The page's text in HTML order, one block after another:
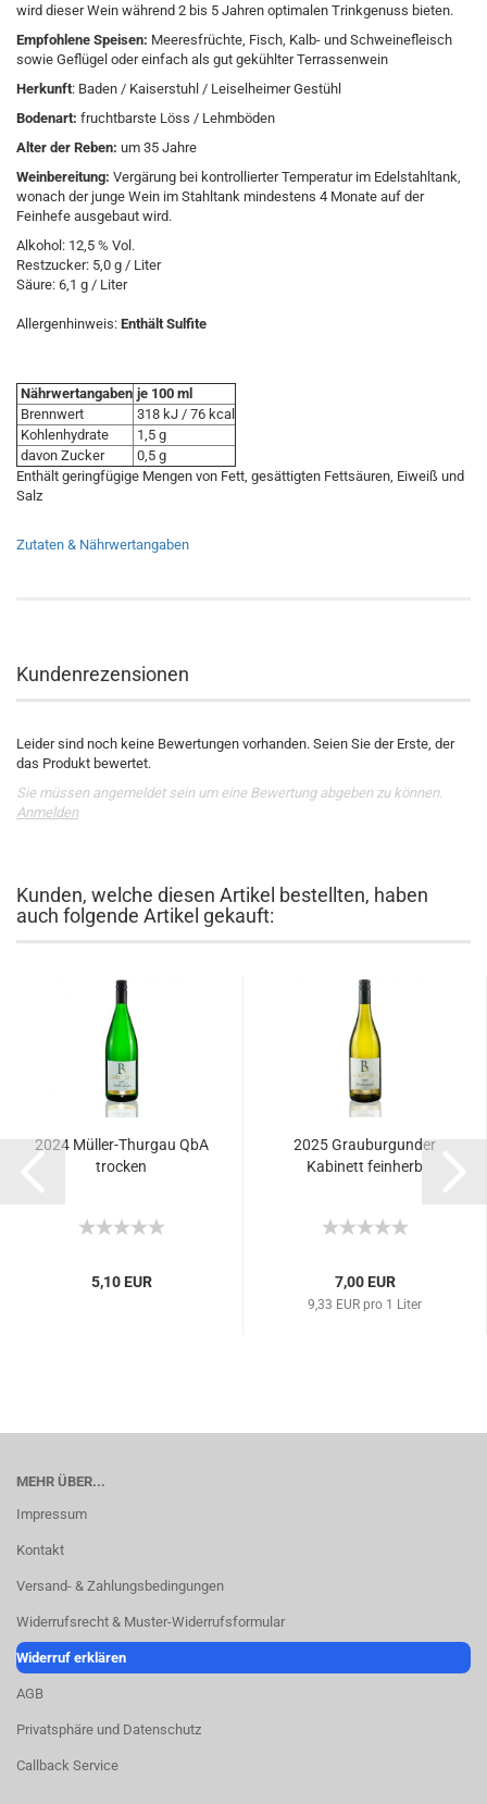
wird dieser Wein während 2 bis 5 Jahren optimalen Trinkgenuss bieten.
Empfohlene Speisen: Meeresfrüchte, Fisch, Kalb- und Schweinefleisch
sowie Geflügel oder einfach als gut gekühlter Terrassenwein
Herkunft: Baden / Kaiserstuhl / Leiselheimer Gestühl
Bodenart: fruchtbarste Löss / Lehmböden
Alter der Reben: um 35 Jahre
Weinbereitung: Vergärung bei kontrollierter Temperatur im Edelstahltank,
wonach der junge Wein im Stahltank mindestens 4 Monate auf der
Feinhefe ausgebaut wird.
Alkohol: 12,5 % Vol.
Restzucker: 5,0 g / Liter
Säure: 6,1 g / Liter
Allergenhinweis: Enthält Sulfite
Nährwertangaben je 100 ml
Brennwert
318 kJ / 76 kcal
Kohlenhydrate
1,5 g
davon Zucker
0,5 g
Enthält geringfügige Mengen von Fett, gesättigten Fettsäuren, Eiweiß und
Salz
Zutaten & Nährwertangaben
Kundenrezensionen
Leider sind noch keine Bewertungen vorhanden. Seien Sie der Erste, der
das Produkt bewertet.
Sie müssen angemeldet sein um eine Bewertung abgeben zu können.
Anmelden
Kunden, welche diesen Artikel bestellten, haben
auch folgende Artikel gekauft:
2024 Müller-Thurgau QbA
trocken
5,10 EUR
2025 Grauburgunder
Kabinett feinherb
7,00 EUR
9,33 EUR pro 1 Liter
MEHR ÜBER...
Impressum
Kontakt
Versand- & Zahlungsbedingungen
Widerrufsrecht & Muster-Widerrufsformular
Widerruf erklären
AGB
Privatsphäre und Datenschutz
Callback Service